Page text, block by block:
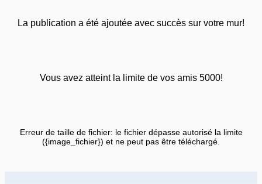
La publication a été ajoutée avec succès sur votre mur!
Vous avez atteint la limite de vos amis 5000!
Erreur de taille de fichier: le fichier dépasse autorisé la limite
({image_fichier}) et ne peut pas être téléchargé.